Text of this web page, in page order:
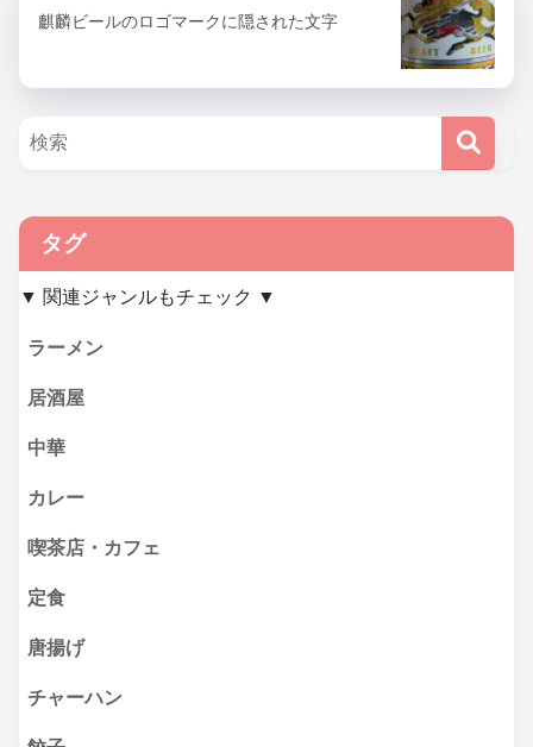
麒麟ビールのロゴマークに隠された文字
タグ
▼ 関連ジャンルもチェック ▼
ラーメン
居酒屋
中華
カレー
喫茶店・カフェ
定食
唐揚げ
チャーハン